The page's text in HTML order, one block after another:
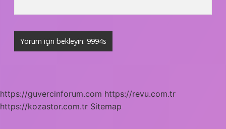
https://guvercinforum.com https://revu.com.tr
https://kozastor.com.tr Sitemap